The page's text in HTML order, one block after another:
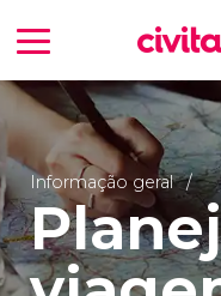
Informação geral